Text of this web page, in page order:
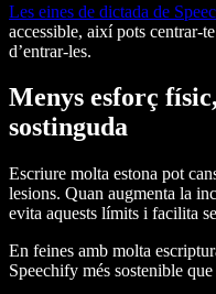
Les eines de dictada de
accessible, així pots centrar-
d’entrar-les.
Menys esforç
sostinguda
Escriure molta estona pot
lesions. Quan augmenta la
evita aquests límits i facilita
En feines amb molta
Speechify més sostenible